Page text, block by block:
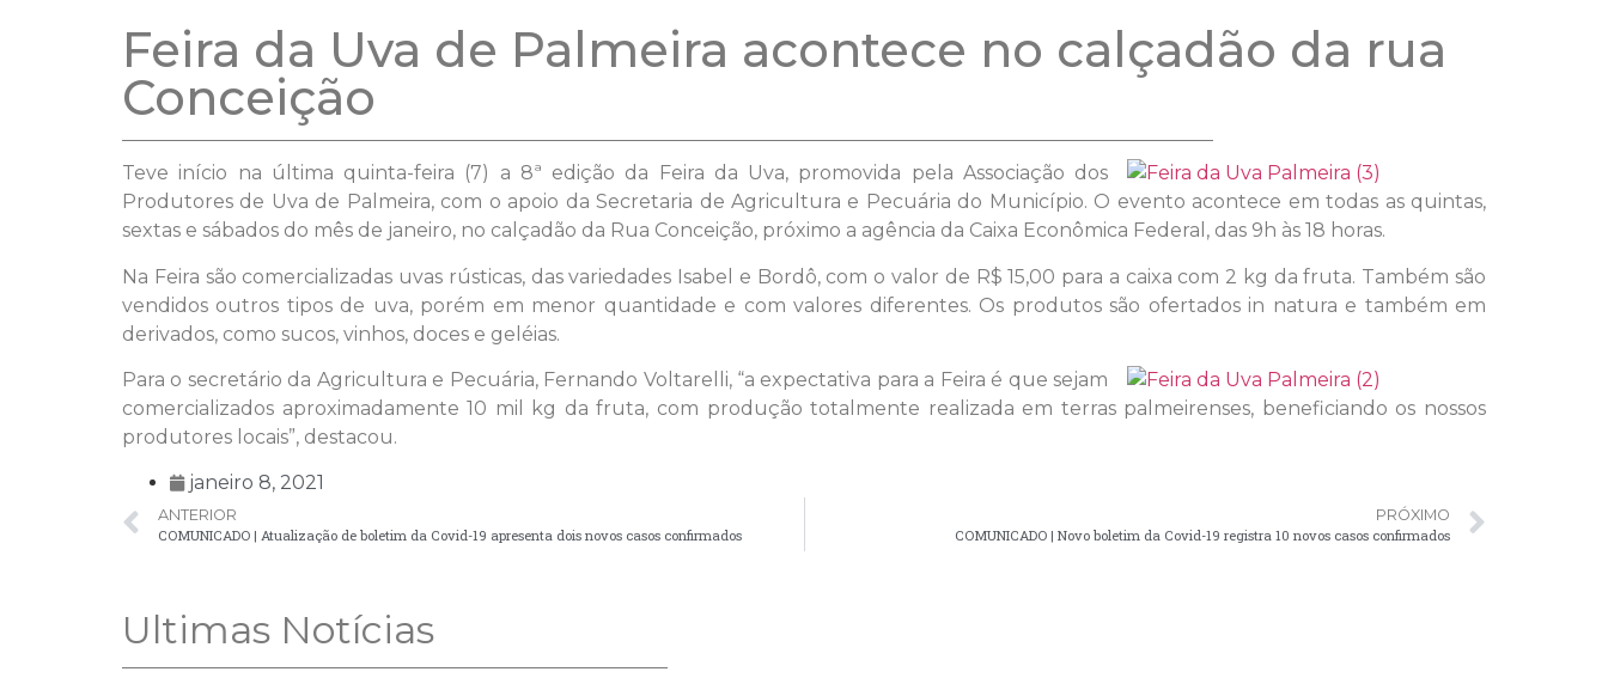
Feira da Uva de Palmeira acontece no calçadão da rua
Conceição
Teve início na última quinta-feira (7) a 8ª edição da Feira da Uva, promovida pela Associação dos
Produtores de Uva de Palmeira, com o apoio da Secretaria de Agricultura e Pecuária do Município. O evento acontece em todas as quintas,
sextas e sábados do mês de janeiro, no calçadão da Rua Conceição, próximo a agência da Caixa Econômica Federal, das 9h às 18 horas.
Na Feira são comercializadas uvas rústicas, das variedades Isabel e Bordô, com o valor de R$ 15,00 para a caixa com 2 kg da fruta. Também são
vendidos outros tipos de uva, porém em menor quantidade e com valores diferentes. Os produtos são ofertados in natura e também em
derivados, como sucos, vinhos, doces e geléias.
Para o secretário da Agricultura e Pecuária, Fernando Voltarelli, “a expectativa para a Feira é que sejam
comercializados aproximadamente 10 mil kg da fruta, com produção totalmente realizada em terras palmeirenses, beneficiando os nossos
produtores locais”, destacou.
janeiro 8, 2021
ANTERIOR
COMUNICADO | Atualização de boletim da Covid-19 apresenta dois novos casos confirmados
PRÓXIMO
COMUNICADO | Novo boletim da Covid-19 registra 10 novos casos confirmados
Ultimas Notícias